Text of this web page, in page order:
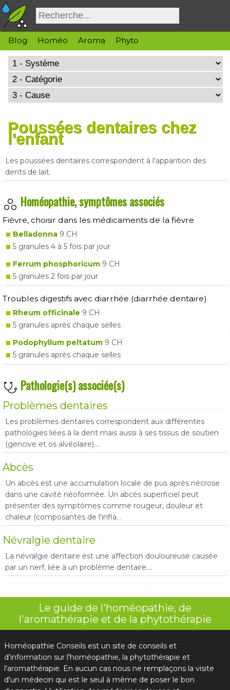
Blog Homéo Aroma Phyto
Poussées dentaires chez
l'enfant
Les poussées dentaires correspondent à l'apparition des
dents de lait.
Homéopathie, symptômes associés
Fièvre, choisir dans les médicaments de la fièvre
Belladonna 9 CH
5 granules 4 à 5 fois par jour
Ferrum phosphoricum 9 CH
5 granules 2 fois par jour
Troubles digestifs avec diarrhée (diarrhée dentaire)
Rheum officinale 9 CH
5 granules après chaque selles
Podophyllum peltatum 9 CH
5 granules après chaque selles
Pathologie(s) associée(s)
Problèmes dentaires
Les problèmes dentaires correspondent aux différentes
pathologies liées à la dent mais aussi à ses tissus de soutien
(gencive et os alvéolaire)....
Abcès
Un abcès est une accumulation locale de pus après nécrose
dans une cavité néoformée. Un abcès superficiel peut
présenter des symptômes comme rougeur, douleur et
chaleur (composantes de l'infla...
Névralgie dentaire
La névralgie dentaire est une affection douloureuse causée
par un nerf, liée à un problème dentaire....
Le guide de l'homéopathie, de
l'aromathérapie et de la phytothérapie
Homéopathie Conseils est un site de conseils et
d’information sur l'homéopathie, la phytothérapie et
l'aromathérapie. En aucun cas nous ne remplaçons la visite
d'un médecin qui est le seul à même de poser le bon